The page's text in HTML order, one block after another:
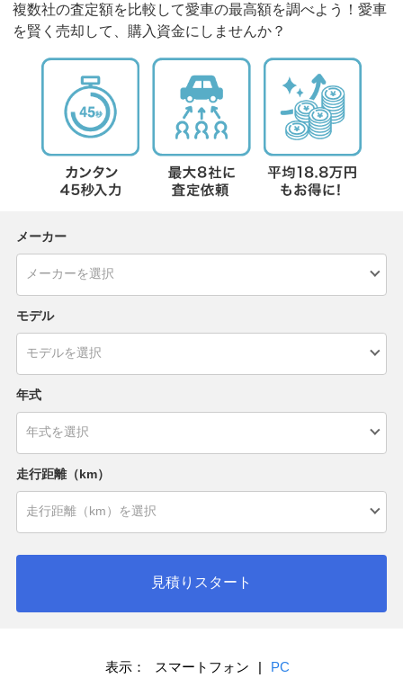
複数社の査定額を比較して愛車の最高額を調べよう！愛車
を賢く売却して、購入資金にしませんか？
メーカー
モデル
年式
走行距離（km）
見積りスタート
表示： スマートフォン | PC